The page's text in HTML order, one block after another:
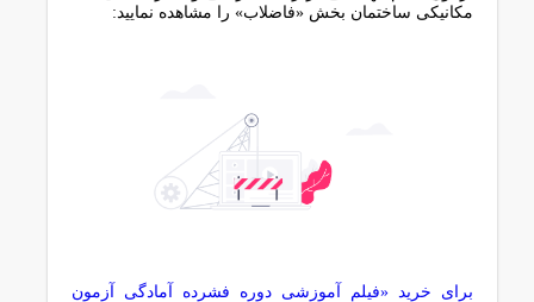
مکانیکی ساختمان بخش «فاضلاب» را مشاهده نمایید:
برای خرید «فیلم آموزشی دوره فشرده آمادگی آزمون